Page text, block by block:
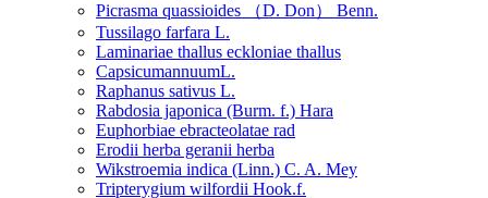
Picrasma quassioides （D. Don） Benn.
Tussilago farfara L.
Laminariae thallus eckloniae thallus
CapsicumannuumL.
Raphanus sativus L.
Rabdosia japonica (Burm. f.) Hara
Euphorbiae ebracteolatae rad
Erodii herba geranii herba
Wikstroemia indica (Linn.) C. A. Mey
Tripterygium wilfordii Hook.f.